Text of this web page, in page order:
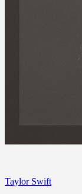
Taylor Swift